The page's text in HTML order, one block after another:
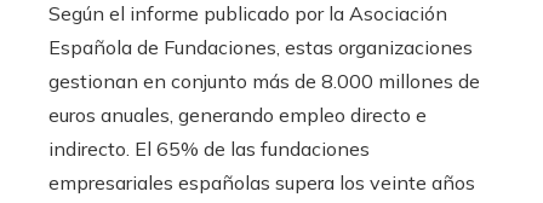
Según el informe publicado por la Asociación
Española de Fundaciones, estas organizaciones
gestionan en conjunto más de 8.000 millones de
euros anuales, generando empleo directo e
indirecto. El 65% de las fundaciones
empresariales españolas supera los veinte años